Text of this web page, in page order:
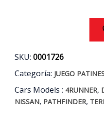
HILUX
-
LAND
CRUISER
PRADO
SKU: 0001726
Categoría: JUEGO
Cars Models : 4RUNNER,
NISSAN, PATHFINDER,